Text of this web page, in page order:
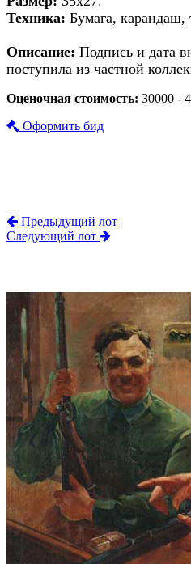
Техника: Бумага, карандаш,
Описание: Подпись и дата
поступила из частной
Оценочная стоимость: 30000 -
Оформить бид
Предыдущий лот
Следующий лот